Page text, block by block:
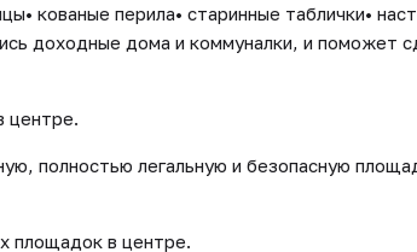
кованые перила• старинные таблички•
доходные дома и коммуналки, и поможет
центре.
полностью легальную и безопасную
площадок в центре.